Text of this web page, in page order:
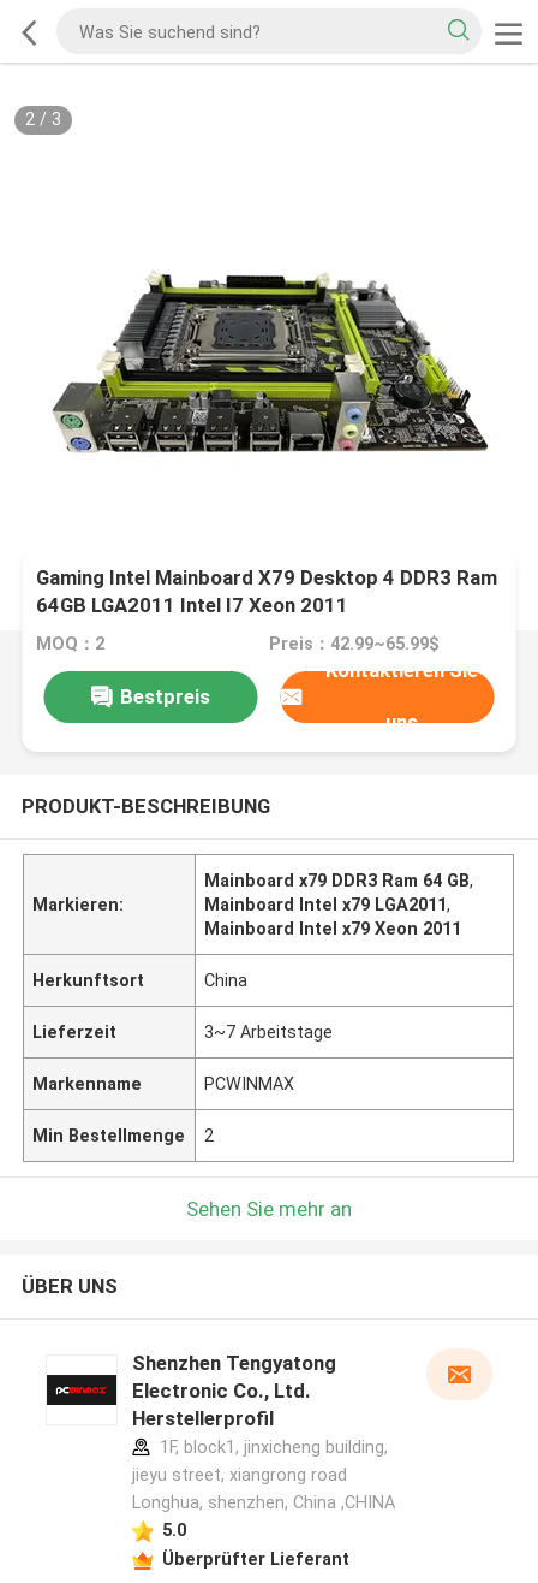
2/ 3
Gaming Intel Mainboard X79 Desktop 4 DDR3 Ram
64GB LGA2011 Intel I7 Xeon 2011
MOQ：2 Preis：42.99~65.99$
Bestpreis
Kontaktieren Sie
uns
PRODUKT-BESCHREIBUNG
Markieren:
Mainboard x79 DDR3 Ram 64 GB,
Mainboard Intel x79 LGA2011,
Mainboard Intel x79 Xeon 2011
Herkunftsort China
Lieferzeit 3~7 Arbeitstage
Markenname PCWINMAX
Min Bestellmenge 2
Sehen Sie mehr an
ÜBER UNS
Shenzhen Tengyatong
Electronic Co., Ltd.
Herstellerprofil
1F, block1, jinxicheng building,
jieyu street, xiangrong road
Longhua, shenzhen, China ,CHINA
5.0
Überprüfter Lieferant